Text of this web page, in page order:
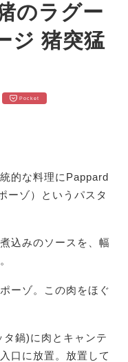
のラグー
ジ 猪突猛
Pocket
的な料理にPappard
ーゾ）というパスタ
込みのソースを、幅
ーゾ。この肉をほぐ
鍋)に肉とキャンテ
口に放置。放置して